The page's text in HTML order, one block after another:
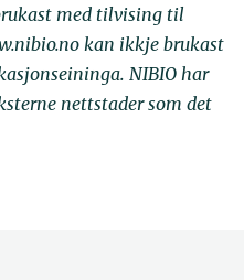
med tilvising til
kan ikkje brukast
NIBIO har
nettstader som det